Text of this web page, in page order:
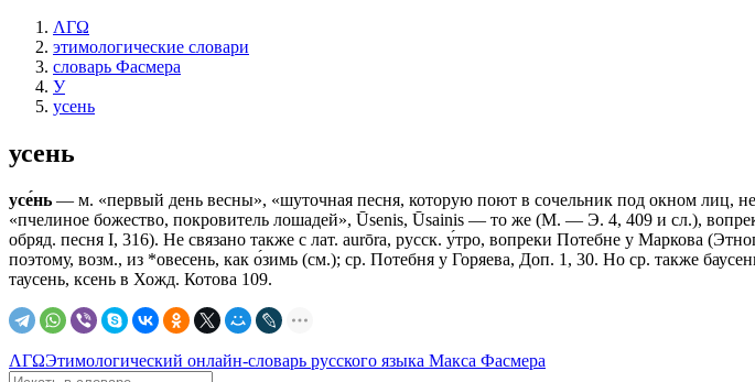
ΛΓΩ
этимологические словари
словарь Фасмера
У
усень
усень
усе́нь — м. «первый день весны», «шуточная песня, которую поют в сочельник под окном лиц,
«пчелиное божество, покровитель лошадей», Ūsenis, Ūsainis — то же (М. — Э. 4, 409 и сл.),
обряд. песня I, 316). Не связано также с лат. aurōra, русск. у́тро, вопреки Потебне у Маркова
поэтому, возм., из *овесень, как о́зимь (см.); ср. Потебня у Горяева, Доп. 1, 30. Но ср. также
таусень, ксень в Хожд. Котова 109.
ΛΓΩЭтимологический онлайн-словарь русского языка Макса Фасмера